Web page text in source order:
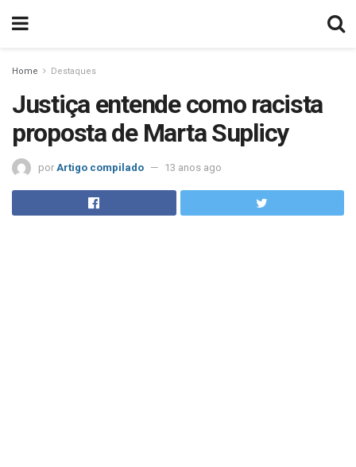
Home Destaques
Justiça entende como racista
proposta de Marta Suplicy
por Artigo compilado 13 anos ago